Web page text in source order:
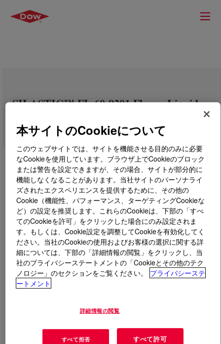
SILASTIC™ FL 60-9201 Fluoro Liquid
とはSILASTIC™ FL 60-9201 Fluoro Liquid Silicone
Rubber (F-LSR)?
液体射出成形用に作られた硬度 60 度、顔料で染色可
能、100% フルオロシリコーンゴム
本サイトのCookieについて
このウェブサイトでは、サイトを機能させる目的のみに必要
なCookieを使用しています。ブラウザ上でCookieのブロック
または警告を設定できますが、その場合、サイトが部分的に
機能しなくなることがあります。当社サイトのパーソナライ
ズされたエクスペリエンスを提供するために、その他の
Cookie（機能性、パフォーマンス、ターゲティングCookieな
ど）の設定を推奨します。これらのCookieは、下部の「すべ
てのCookieを許可」をクリックした場合にのみ設定されま
す。もしくは、Cookie設定を調整してCookieを有効化してく
ださい。当社のCookieの使用およびお客様の選択に関する詳
細については、下部の「詳細情報の閲覧」をクリックし、当
社のプライバシーステートメントの「Cookieとその他のテク
ノロジー」のセクションをご覧ください。
プライバシーステ
ートメント
詳細情報の閲覧
すべて拒否 すべて許可